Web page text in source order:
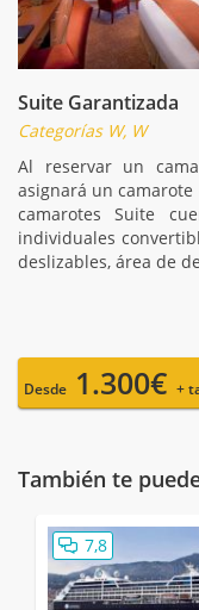
Suite Garantizada
Categorías W, W
Al reservar un
asignará un
camarotes Suite
individuales
deslizables, área de
Desde 1.300€ +
También te
7,8